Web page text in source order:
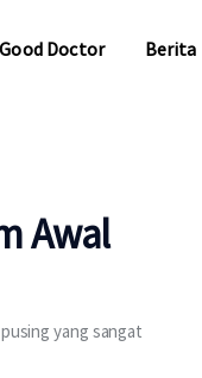
Doctor Berita
Awal
yang sangat